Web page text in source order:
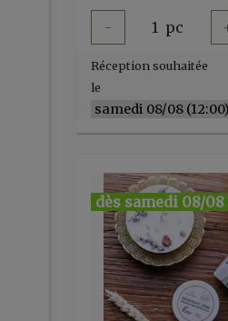
- 1 pc
Réception souhaitée
le
dès samedi 08/08